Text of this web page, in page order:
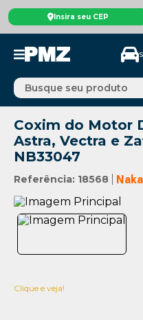
Insira seu CEP
Busque seu produto
Coxim do Motor
Astra, Vectra e
NB33047
Referência: 18568
Clique e veja!